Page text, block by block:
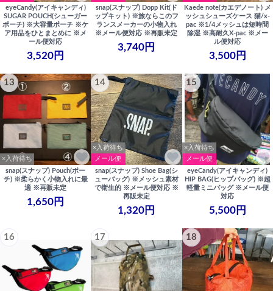
eyeCandy(アイキャンディ)
SUGAR POUCH(シューガー
ポーチ) ※大容量ポーチ ※ケ
ア用品をひとまとめに ※メ
ール便対応
3,520円
snap(スナップ) Dopp Kit(ド
ップキット) ※旅ならこのフ
ランスメーカーの小物入れ
※メール便対応 ※再販未定
3,740円
Kaede note(カエデノート) メ
ッシュシューズケース 猫/x-
pac ※1/4メッシュは短時間
除湿 ※高耐久X-pac ※メー
ル便対応
3,500円
13
×入荷待ち
snap(スナップ) Pouch(ポー
チ) ※柔らかく小物入れに最
適 ※再販未定
1,650円
14
×入荷待ち
メール便
snap(スナップ) Shoe Bag(シ
ューバッグ) ※メッシュ素材
で衛生的 ※メール便対応 ※
再販未定
1,320円
15
×入荷待ち
メール便
eyeCandy(アイキャンディ)
HIP BAG(ヒップバッグ) ※超
軽量ミニバッグ ※メール便
対応
5,500円
16 17 18